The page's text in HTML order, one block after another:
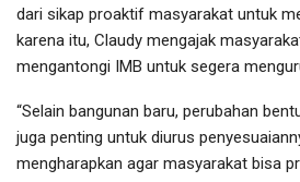
dari sikap proaktif masyarakat untuk
karena itu, Claudy mengajak
mengantongi IMB untuk segera
“Selain bangunan baru, perubahan
juga penting untuk diurus
mengharapkan agar masyarakat bisa